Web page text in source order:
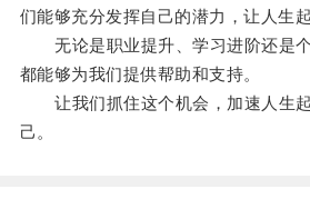
们能够充分发挥自己的潜力，让人生起
无论是职业提升、学习进阶还是个
都能够为我们提供帮助和支持。
让我们抓住这个机会，加速人生起
己。